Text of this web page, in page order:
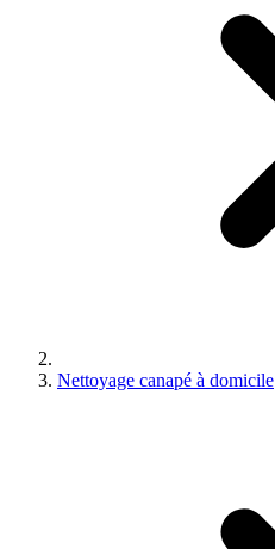
Nettoyage canapé à domicile